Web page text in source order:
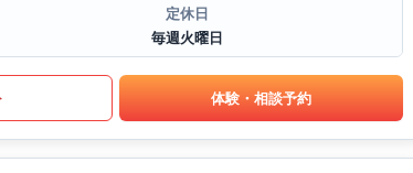
定休日
毎週火曜日
体験・相談予約